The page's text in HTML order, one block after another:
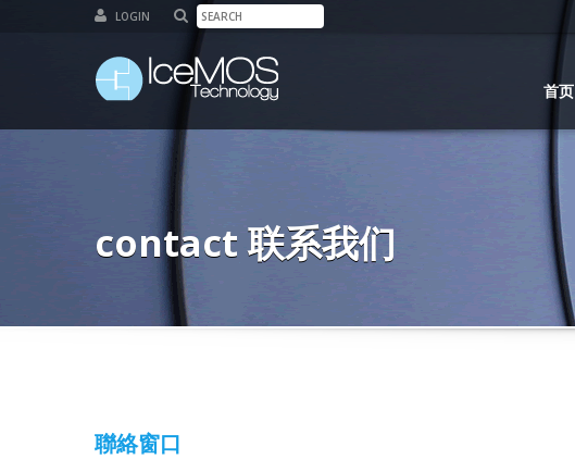
LOGIN
首页
contact 联系我们
聯絡窗口